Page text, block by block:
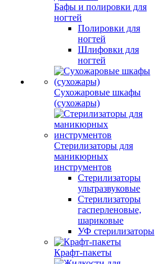
Бафы и полировки для
ногтей
Полировки для
ногтей
Шлифовки для
ногтей
Сухожаровые шкафы
(сухожары)
Стерилизаторы для
маникюрных
инструментов
Стерилизаторы
ультразвуковые
Стерилизаторы
гасперленовые,
шариковые
УФ стерилизаторы
Крафт-пакеты